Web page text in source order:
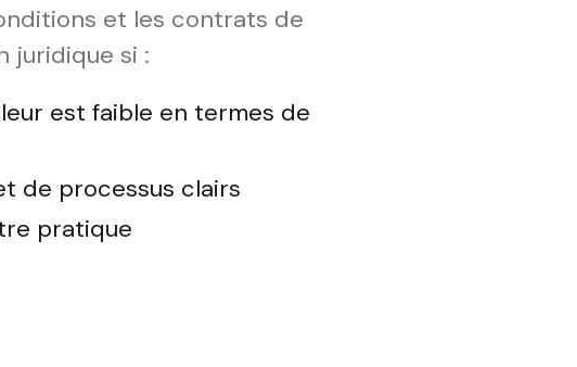
et les contrats de
juridique si :
est faible en termes de
de processus clairs
pratique